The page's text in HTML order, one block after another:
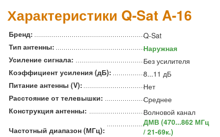
Характеристики Q-Sat A-16
Бренд:
Q-Sat
Тип антенны:
Наружная
Усиление сигнала:
Без усилителя
Коэффициент усиления (дБ):
8...11 дБ
Питание антенны (V):
Нет
Расстояние от телевышки:
Среднее
Конструкция антенны:
Волновой канал
Частотный диапазон (МГц):
ДМВ (470...862 МГц
/ 21-69к.)